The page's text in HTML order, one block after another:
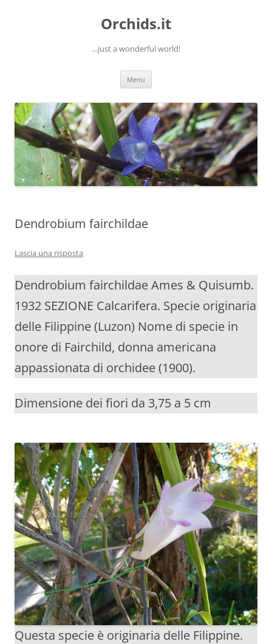
Orchids.it
…just a wonderful world!
Menu
Dendrobium fairchildae
Lascia una risposta
Dendrobium fairchildae Ames & Quisumb.
1932 SEZIONE Calcarifera. Specie originaria
delle Filippine (Luzon) Nome di specie in
onore di Fairchild, donna americana
appassionata di orchidee (1900).
Dimensione dei fiori da 3,75 a 5 cm
Questa specie è originaria delle Filippine.